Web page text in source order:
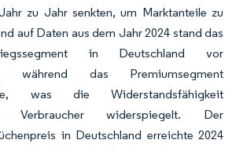
zu Jahr senkten, um Marktanteile zu
auf Daten aus dem Jahr 2024 stand das
in Deutschland vor
während das Premiumsegment
was die Widerstandsfähigkeit
Verbraucher widerspiegelt. Der
in Deutschland erreichte 2024